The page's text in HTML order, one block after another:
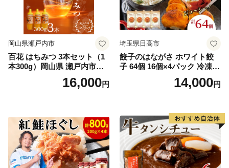
岡山県瀬戸内市
百花 はちみつ 3本セット（1
本300g）岡山県 瀬戸内市産
石黒農園 ヨーグルト パン 砂
糖の代わり 香り高い いい香
16,000円
埼玉県日高市
餃子のはながさ ホワイト餃
子 64個 16個×4パック 冷凍
中華 点心 B級グルメ ご当地
野菜 おつまみ おかず 簡単調
ー ギフト お取り寄せ 日高市
14,000円